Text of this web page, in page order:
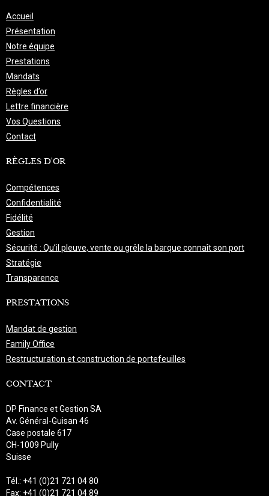
Accueil
Présentation
Notre équipe
Prestations
Mandats
Règles d’or
Lettre financière
Vos Questions
Contact
RÈGLES D'OR
Compétences
Confidentialité
Fidélité
Gestion
Sécurité : Qu’il pleuve, vente ou grêle la barque connaît son port
Stratégie
Transparence
PRESTATIONS
Mandat de gestion
Family Office
Restructuration et construction de portefeuilles
CONTACT
DP Finance et Gestion SA
Av. Général-Guisan 46
Case postale 617
CH-1009 Pully
Suisse
Tél.: +41 (0)21 721 04 80
Fax: +41 (0)21 721 04 89